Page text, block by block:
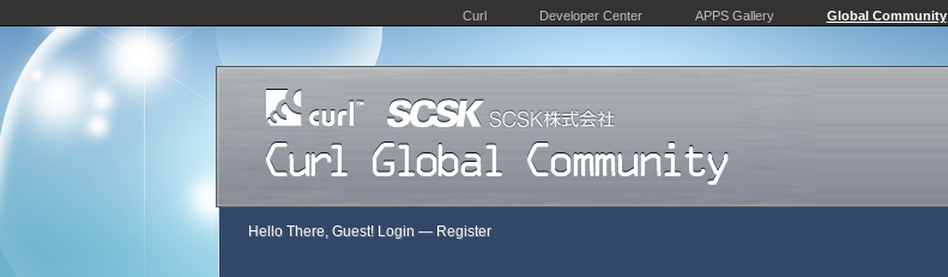
Curl Developer Center APPS Gallery Global Community
Hello There, Guest! Login — Register